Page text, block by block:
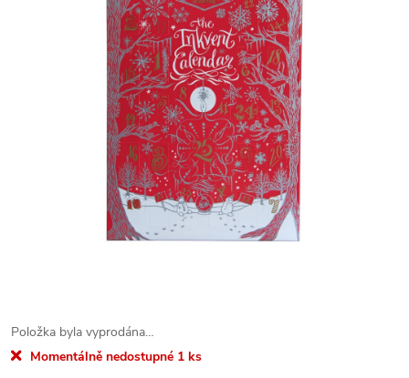
Položka byla vyprodána…
Momentálně nedostupné 1 ks